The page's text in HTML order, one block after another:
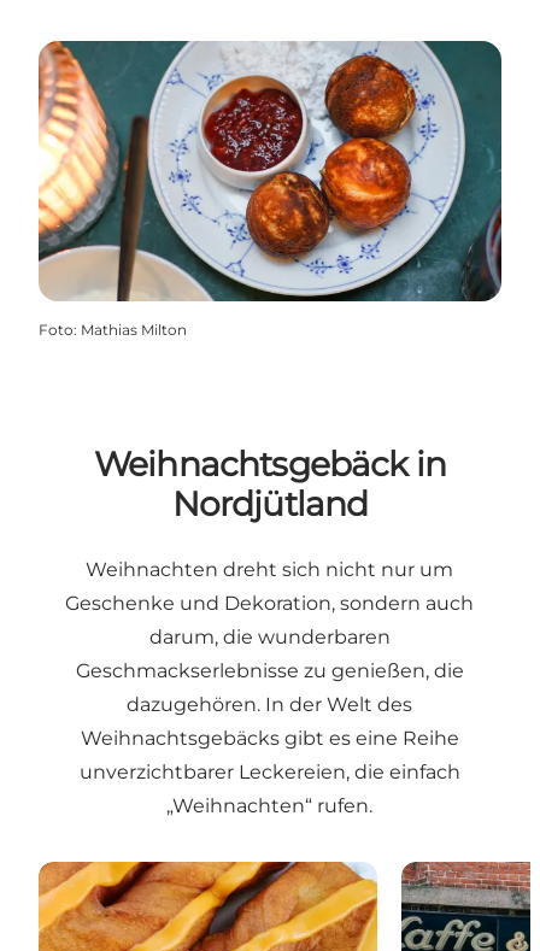
Foto: Mathias Milton
Weihnachtsgebäck in
Nordjütland
Weihnachten dreht sich nicht nur um
Geschenke und Dekoration, sondern auch
darum, die wunderbaren
Geschmackserlebnisse zu genießen, die
dazugehören. In der Welt des
Weihnachtsgebäcks gibt es eine Reihe
unverzichtbarer Leckereien, die einfach
„Weihnachten“ rufen.
Vielleicht Nordjütlands begehrteste norwegischen